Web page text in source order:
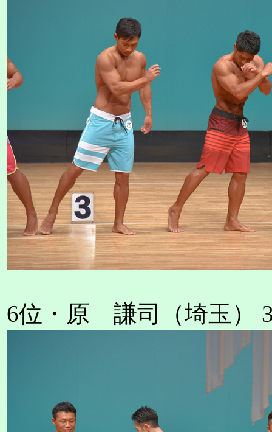
6位・原 謙司（埼玉）